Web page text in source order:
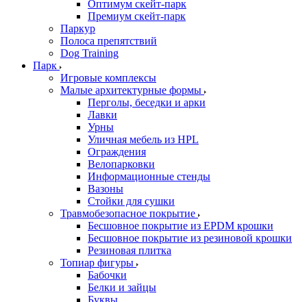
Оптимум скейт-парк
Премиум скейт-парк
Паркур
Полоса препятствий
Dog Training
Парк
Игровые комплексы
Малые архитектурные формы
Перголы, беседки и арки
Лавки
Урны
Уличная мебель из HPL
Ограждения
Велопарковки
Информационные стенды
Вазоны
Стойки для сушки
Травмобезопасное покрытие
Бесшовное покрытие из EPDM крошки
Бесшовное покрытие из резиновой крошки
Резиновая плитка
Топиар фигуры
Бабочки
Белки и зайцы
Буквы